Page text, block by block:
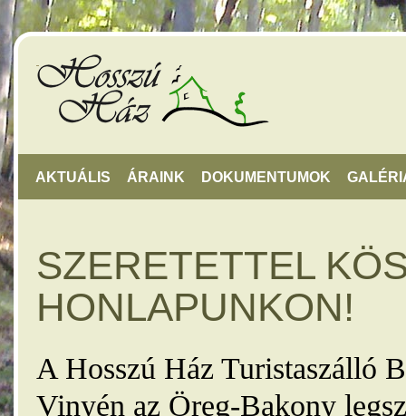
AKTUÁLIS ÁRAINK DOKUMENTUMOK
SZERETETTEL
HONLAPUNKON!
A Hosszú Ház Turistaszálló
Vinyén az Öreg-Bakony